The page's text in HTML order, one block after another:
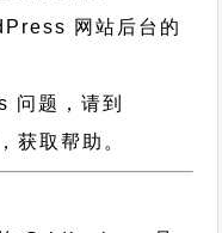
网站后台的
问题，请到
获取帮助。